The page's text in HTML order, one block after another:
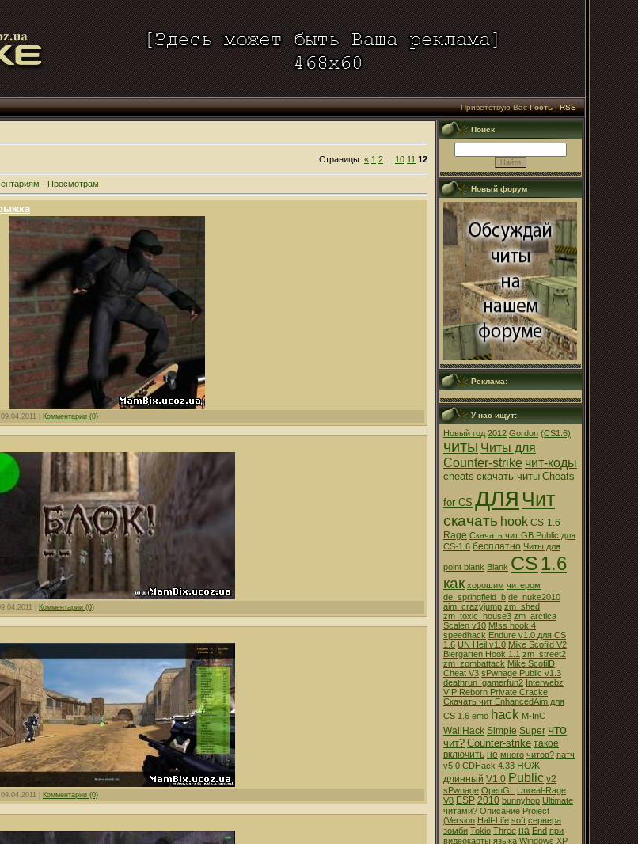
Приветствую Вас Гость|RSS
Страницы: « 1 2 10 11 12
· Просмотрам
09.04.2011 Комментарии (0)
Комментарии (0)
09.04.2011 Комментарии (0)
Поиск
Новый форум
Реклама:
У нас ищут:
Новый год 2012 Gordon (CS1.6)
читы Читы для
Counter-strike чит-коды
cheats скачать читы Cheats
for CS для Чит
скачать hook CS-1.6
Rage Скачать чит GB Public для
CS-1.6 бесплатно Читы для
point blank Blank CS 1.6
как хорошим читером
de_springfield_b de_nuke2010
aim_crazyjump zm_shed
zm_toxic_house3 zm_arctica
Scalen v10 M!ss hook 4
speedhack Endure v1.0 для CS
1.6 UN Heil v1.0 Mike Scofild V2
Biergarten Hook 1.1 zm_street2
zm_zombattack Mike ScofilD
Cheat V3 sPwnage Public v1.3
deathrun_gamerfun2 Interwebz
VIP Reborn Private Cracke
Скачать чит EnhancedAim для
CS 1.6 emo hack M-InC
WallHack Simple Super что
чит? Counter-strike такое
включить не много читов? патч
v5.0 CDHack 4.33 НОЖ
длинный V1.0 Public v2
sPwnage OpenGL Unreal-Rage
V8 ESP 2010 bunnyhop Ultimate
читами? Описание Project
(Version Half-Life soft сервера
зомби Tokio Three на End при
видеокарты языка Windows XP